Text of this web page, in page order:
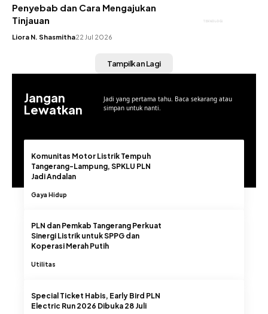
TEKNOLOGI
Penyebab dan Cara Mengajukan
Tinjauan
Liora N. Shasmitha22 Jul 2026
Tampilkan Lagi
Jangan
Lewatkan
Jadi yang pertama tahu. Baca sekarang atau
simpan untuk nanti.
Komunitas Motor Listrik Tempuh
Tangerang-Lampung, SPKLU PLN
Jadi Andalan
Gaya Hidup
PLN dan Pemkab Tangerang Perkuat
Sinergi Listrik untuk SPPG dan
Koperasi Merah Putih
Utilitas
Special Ticket Habis, Early Bird PLN
Electric Run 2026 Dibuka 28 Juli